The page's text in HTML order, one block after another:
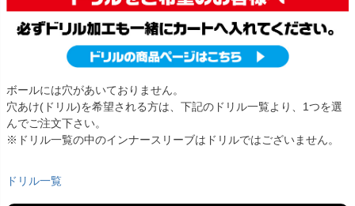
ボールには穴があいておりません。
穴あけ(ドリル)を希望される方は、下記のドリル一覧より、1つを選
んでご注文下さい。
※ドリル一覧の中のインナースリーブはドリルではございません。
ドリル一覧